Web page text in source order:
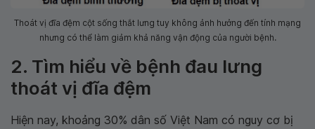
Thoát vị đĩa đệm cột sống thắt lưng tuy không ảnh hưởng đến tính mạng
nhưng có thể làm giảm khả năng vận động của người bệnh.
2. Tìm hiểu về bệnh đau lưng
thoát vị đĩa đệm
Hiện nay, khoảng 30% dân số Việt Nam có nguy cơ bị